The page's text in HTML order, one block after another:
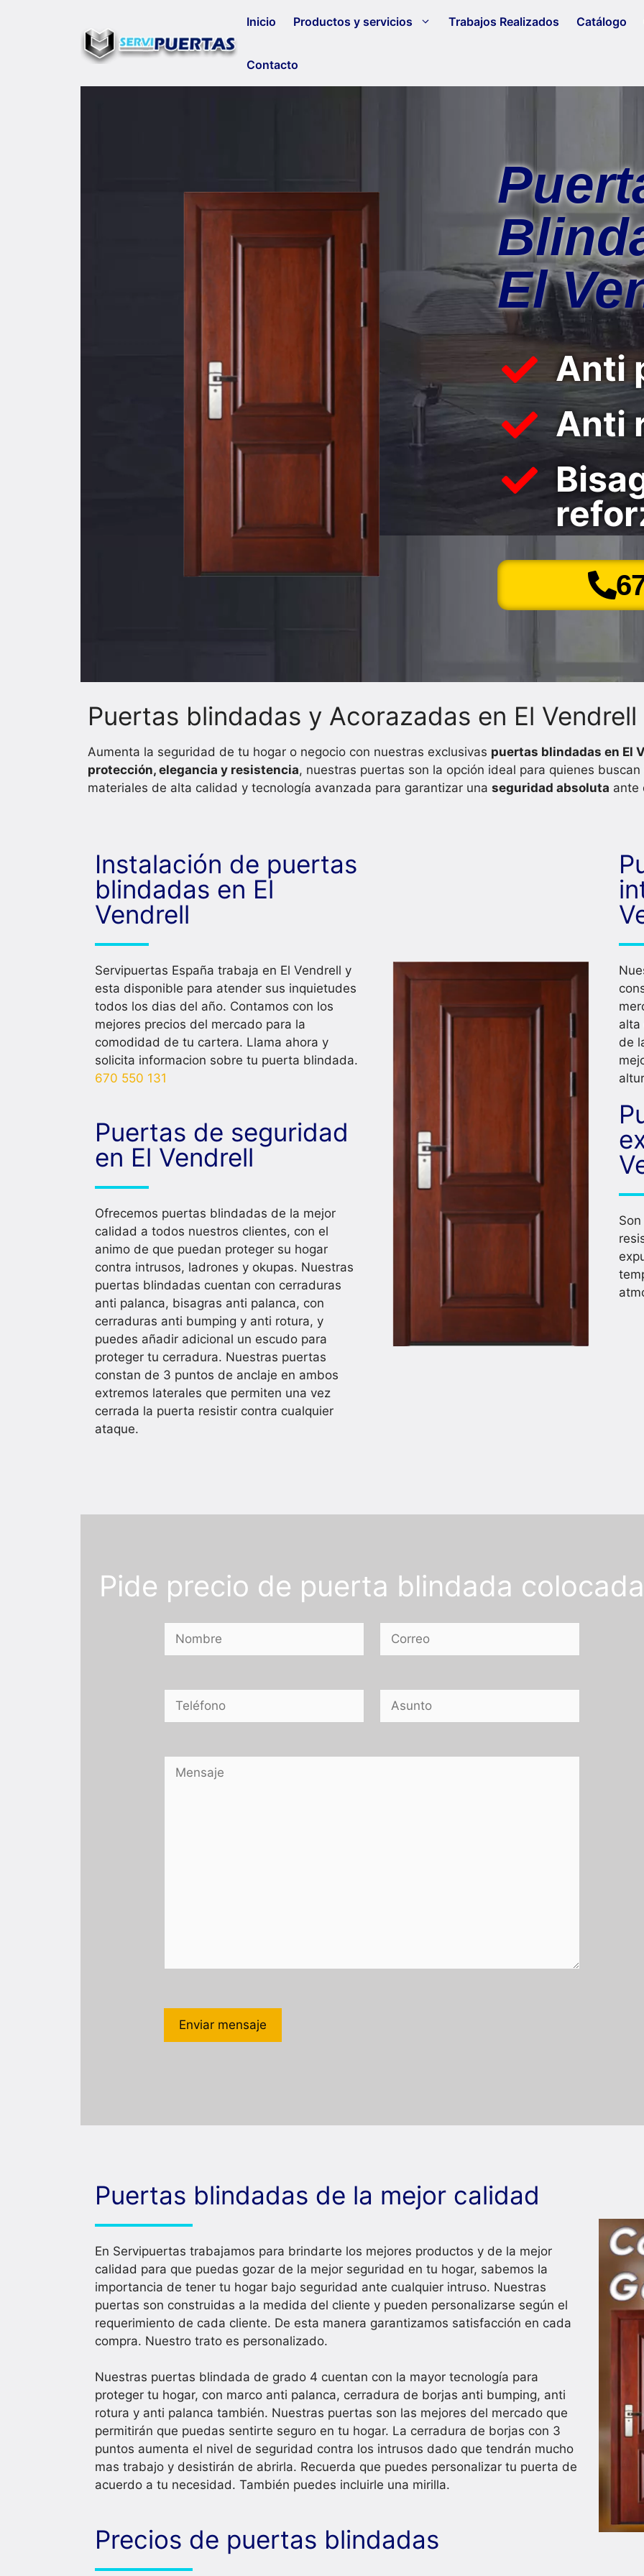
Inicio Productos y servicios Trabajos Realizados Catálogo
Contacto
El
Anti
Anti
Puertas blindadas y Acorazadas en El Vendrell
Aumenta la seguridad de tu hogar o negocio con nuestras exclusivas puertas blindadas en El
protección, elegancia y resistencia, nuestras puertas son la opción ideal para quienes
materiales de alta calidad y tecnología avanzada para garantizar una seguridad absoluta ante
Instalación de puertas
blindadas en El
Vendrell
Servipuertas España trabaja en El Vendrell y
esta disponible para atender sus inquietudes
todos los dias del año. Contamos con los
mejores precios del mercado para la
comodidad de tu cartera. Llama ahora y
solicita informacion sobre tu puerta blindada.
670 550 131
Puertas de seguridad
en El Vendrell
Ofrecemos puertas blindadas de la mejor
calidad a todos nuestros clientes, con el
animo de que puedan proteger su hogar
contra intrusos, ladrones y okupas. Nuestras
puertas blindadas cuentan con cerraduras
anti palanca, bisagras anti palanca, con
cerraduras anti bumping y anti rotura, y
puedes añadir adicional un escudo para
proteger tu cerradura. Nuestras puertas
constan de 3 puntos de anclaje en ambos
extremos laterales que permiten una vez
cerrada la puerta resistir contra cualquier
ataque.
alta
de
Pide precio de puerta blindada colocada
Puertas blindadas de la mejor calidad
En Servipuertas trabajamos para brindarte los mejores productos y de la mejor
calidad para que puedas gozar de la mejor seguridad en tu hogar, sabemos la
importancia de tener tu hogar bajo seguridad ante cualquier intruso. Nuestras
puertas son construidas a la medida del cliente y pueden personalizarse según el
requerimiento de cada cliente. De esta manera garantizamos satisfacción en cada
compra. Nuestro trato es personalizado.
Nuestras puertas blindada de grado 4 cuentan con la mayor tecnología para
proteger tu hogar, con marco anti palanca, cerradura de borjas anti bumping, anti
rotura y anti palanca también. Nuestras puertas son las mejores del mercado que
permitirán que puedas sentirte seguro en tu hogar. La cerradura de borjas con 3
puntos aumenta el nivel de seguridad contra los intrusos dado que tendrán mucho
mas trabajo y desistirán de abrirla. Recuerda que puedes personalizar tu puerta de
acuerdo a tu necesidad. También puedes incluirle una mirilla.
Precios de puertas blindadas